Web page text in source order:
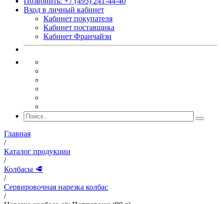
Вход в личный кабинет
Кабинет покупателя
Кабинет поставщика
Кабинет Франчайзи
Главная
/
Каталог продукции
/
Колбасы 🥩
/
Сервировочная нарезка колбас
/